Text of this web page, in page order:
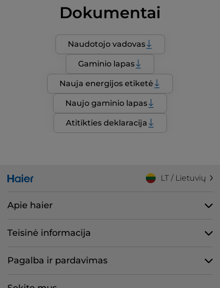
Dokumentai
Naudotojo vadovas
Gaminio lapas
Nauja energijos etiketė
Naujo gaminio lapas
Atitikties deklaracija
LT / Lietuvių
Apie haier
Teisinė informacija
Pagalba ir pardavimas